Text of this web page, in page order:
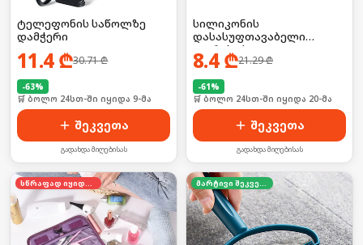
ტელეფონის საწოლზე
დამჭერი
11.4₾30.71₾
-63%
🛒 ბოლო 24სთ-ში იყიდა 9-მა
შეკვეთა
გადახდა მიღებისას
სილიკონის
დასასუფთავაბელი
ჯაგრისი სველი
წერტილებისთვის
8.4₾21.29₾
-61%
🛒 ბოლო 24სთ-ში იყიდა 20-მა
შეკვეთა
გადახდა მიღებისას
სწრაფად იყიდება მარტივი შეკვეთა